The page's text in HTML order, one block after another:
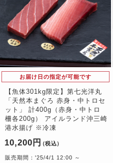
お届け日の指定が可能です
【魚体301kg限定】第七光洋丸
「天然本まぐろ 赤身・中トロセ
ット」 計400g（赤身・中トロ
柵各200g） アイルランド沖三崎
港水揚げ ※冷凍
10,200円 （税込）
販売期間：'25/4/1 12:00 ～